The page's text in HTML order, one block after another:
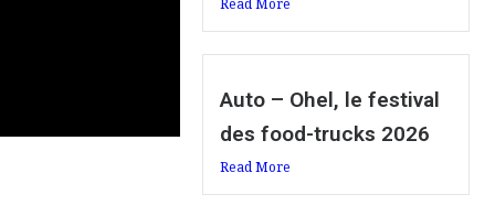
Read More
Auto – Ohel, le festival
des food-trucks 2026
Read More